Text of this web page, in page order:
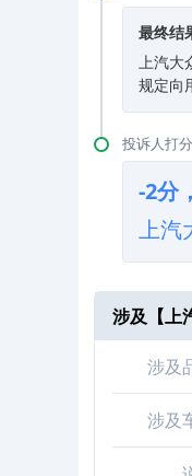
最终结
上汽大
规定向
投诉人打分
-2分
上汽
涉及【上
涉及
涉及